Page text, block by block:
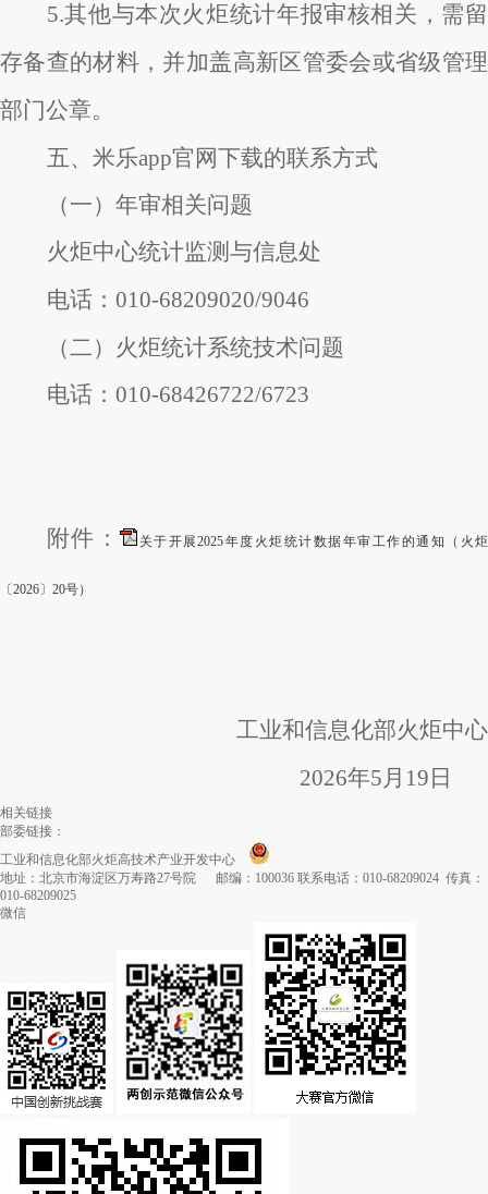
5.其他与本次火炬统计年报审核相关，需留
存备查的材料，并加盖高新区管委会或省级管理
部门公章。
五、米乐app官网下载的联系方式
（一）年审相关问题
火炬中心统计监测与信息处
电话：010-68209020/9046
（二）火炬统计系统技术问题
电话：010-68426722/6723
附件： 关于开展2025年度火炬统计数据年审工作的通知（火炬
〔2026〕20号）
工业和信息化部火炬中心
2026年5月19日
相关链接
部委链接：
工业和信息化部火炬高技术产业开发中心
地址：北京市海淀区万寿路27号院 邮编：100036 联系电话：010-68209024 传真：
010-68209025
微信